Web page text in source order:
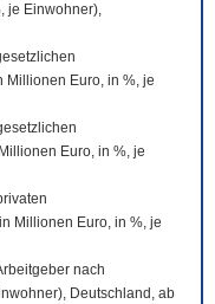
je Einwohner),
Millionen Euro, in %, je
Euro, in %, je
Millionen Euro, in %, je
nach
Deutschland, ab